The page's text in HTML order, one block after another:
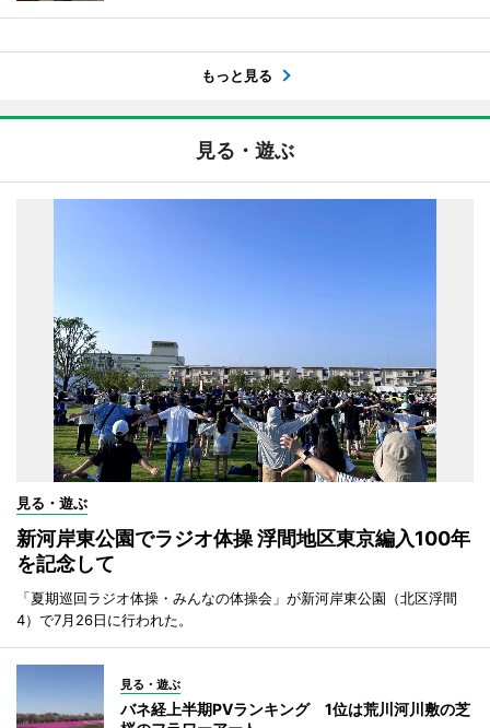
もっと見る
見る・遊ぶ
見る・遊ぶ
新河岸東公園でラジオ体操 浮間地区東京編入100年
を記念して
「夏期巡回ラジオ体操・みんなの体操会」が新河岸東公園（北区浮間
4）で7月26日に行われた。
見る・遊ぶ
バネ経上半期PVランキング 1位は荒川河川敷の芝